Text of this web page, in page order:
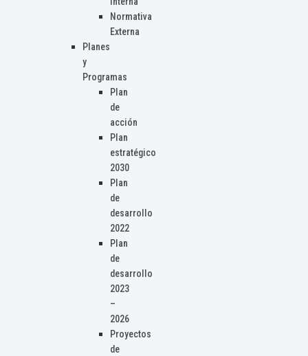
Normativa
Externa
Planes
y
Programas
Plan
de
acción
Plan
estratégico
2030
Plan
de
desarrollo
2022
Plan
de
desarrollo
2023
–
2026
Proyectos
de